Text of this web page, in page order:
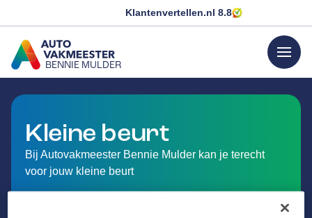
Klantenvertellen.nl 8.8
BENNIE MULDER
GA NAAR DE HOMEPAGINA
menu
Kleine beurt
Bij Autovakmeester Bennie Mulder kan je terecht
voor jouw kleine beurt